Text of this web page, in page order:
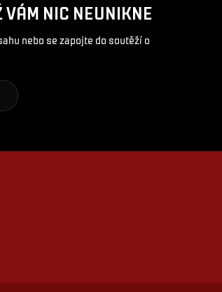
VÁM NIC NEUNIKNE
nebo se zapojte do soutěží o